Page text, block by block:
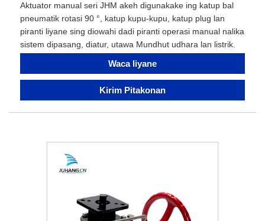
Aktuator manual seri JHM akeh digunakake ing katup bal
pneumatik rotasi 90 °, katup kupu-kupu, katup plug lan
piranti liyane sing diowahi dadi piranti operasi manual nalika
sistem dipasang, diatur, utawa Mundhut udhara lan listrik.
Waca liyane
Kirim Pitakonan